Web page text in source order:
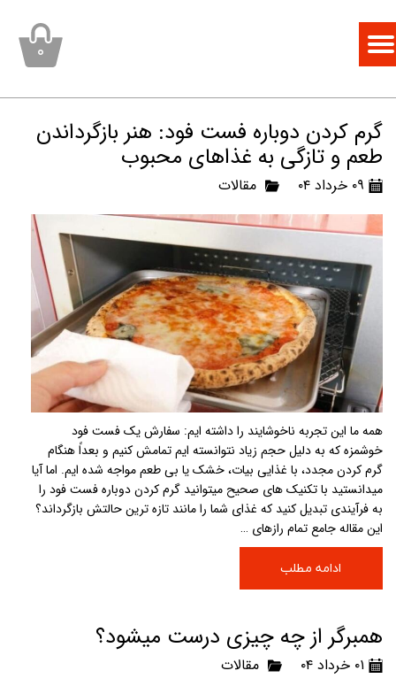
۰
گرم کردن دوباره فست فود: هنر بازگرداندن
طعم و تازگی به غذاهای محبوب
۰۹ خرداد ۰۴ مقالات
همه ما این تجربه ناخوشایند را داشته ایم: سفارش یک فست فود
خوشمزه که به دلیل حجم زیاد نتوانسته ایم تمامش کنیم و بعداً هنگام
گرم کردن مجدد، با غذایی بیات، خشک یا بی طعم مواجه شده ایم. اما آیا
میدانستید با تکنیک های صحیح میتوانید گرم کردن دوباره فست فود را
به فرآیندی تبدیل کنید که غذای شما را مانند تازه ترین حالتش بازگرداند؟
این مقاله جامع تمام رازهای …
ادامه مطلب
همبرگر از چه چیزی درست میشود؟
۰۱ خرداد ۰۴ مقالات